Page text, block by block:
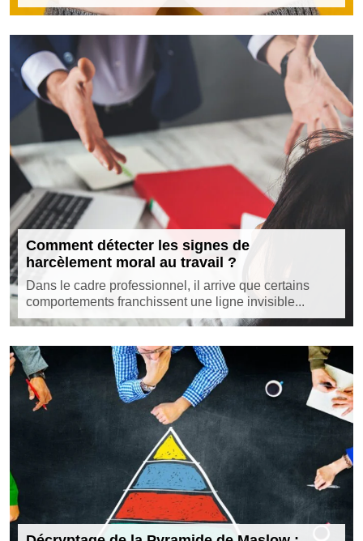
Comment détecter les signes de
harcèlement moral au travail ?
Dans le cadre professionnel, il arrive que certains
comportements franchissent une ligne invisible...